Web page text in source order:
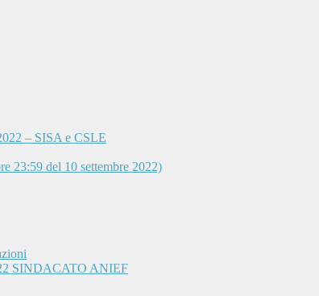
– SISA e CSLE
23:59 del 10 settembre 2022)
SINDACATO ANIEF